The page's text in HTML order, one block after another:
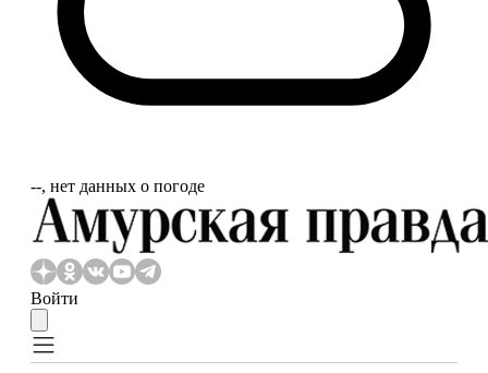
‐‐, нет данных о погоде
Войти